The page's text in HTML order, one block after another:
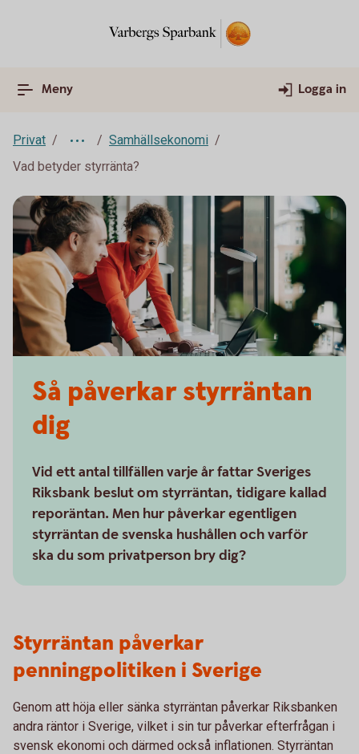
Meny Logga in
Privat
Samhällsekonomi
Vad betyder styrränta?
Så påverkar styrräntan
dig
Vid ett antal tillfällen varje år fattar Sveriges
Riksbank beslut om styrräntan, tidigare kallad
reporäntan. Men hur påverkar egentligen
styrräntan de svenska hushållen och varför
ska du som privatperson bry dig?
Styrräntan påverkar
penningpolitiken i Sverige
Genom att höja eller sänka styrräntan påverkar Riksbanken
andra räntor i Sverige, vilket i sin tur påverkar efterfrågan i
svensk ekonomi och därmed också inflationen. Styrräntan